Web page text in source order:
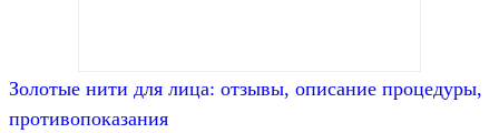
Золотые нити для лица: отзывы, описание процедуры,
противопоказания